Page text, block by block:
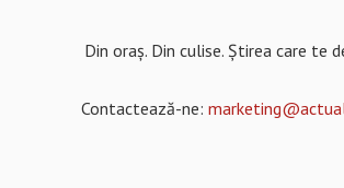
Din oraș. Din culise. Știrea care te
Contactează-ne: